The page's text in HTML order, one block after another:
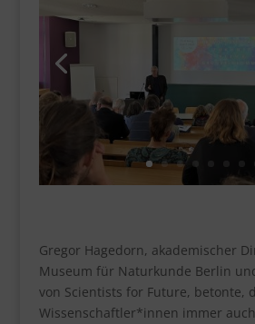
Gregor Hagedorn, akademischer
Museum für Naturkunde Berlin
von Scientists for Future, betonte,
Wissenschaftler*innen immer